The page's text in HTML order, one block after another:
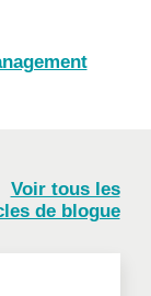
Voir tous les
de blogue